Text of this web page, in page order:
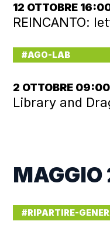
12 OTTOBRE
REINCANTO:
#AGO-LAB
2 OTTOBRE
Library and
#RIPARTIRE-